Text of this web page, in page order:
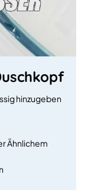
hinzugeben
Ähnlichem